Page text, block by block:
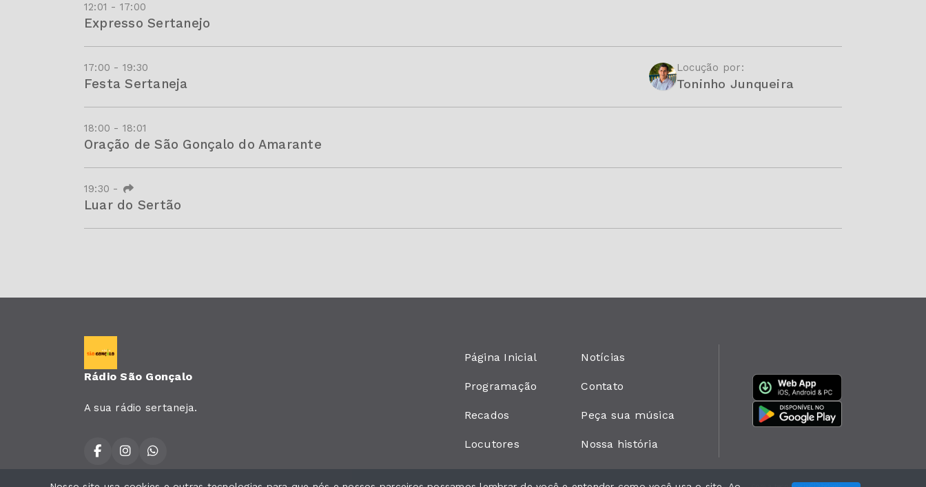
12:01 - 17:00
Expresso Sertanejo
17:00 - 19:30
Festa Sertaneja
Locução por:
Toninho Junqueira
18:00 - 18:01
Oração de São Gonçalo do Amarante
19:30 -
Luar do Sertão
Rádio São Gonçalo
A sua rádio sertaneja.
Página Inicial
Programação
Recados
Locutores
Notícias
Contato
Peça sua música
Nossa história